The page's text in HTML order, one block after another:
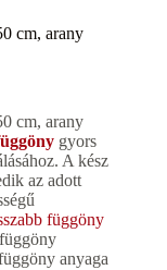
cm, arany
cm, arany
gyors
A kész
az adott
függöny
anyaga